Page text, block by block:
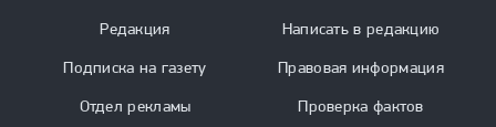
Редакция
Подписка на газету
Отдел рекламы
Написать в редакцию
Правовая информация
Проверка фактов